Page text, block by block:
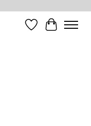
Liste dePanier